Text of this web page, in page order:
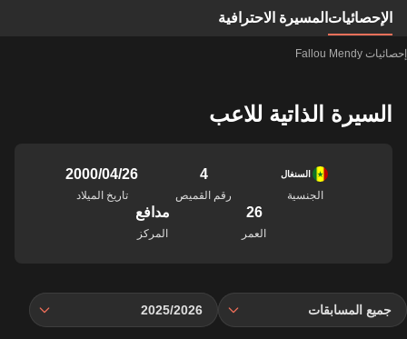
الإحصائيات المسيرة الاحترافية
إحصائيات Fallou Mendy
السيرة الذاتية للاعب
السنغال
الجنسية
4
رقم القميص
26‏/04‏/2000
تاريخ الميلاد
26
العمر
مدافع
المركز
جميع المسابقات 2025/2026